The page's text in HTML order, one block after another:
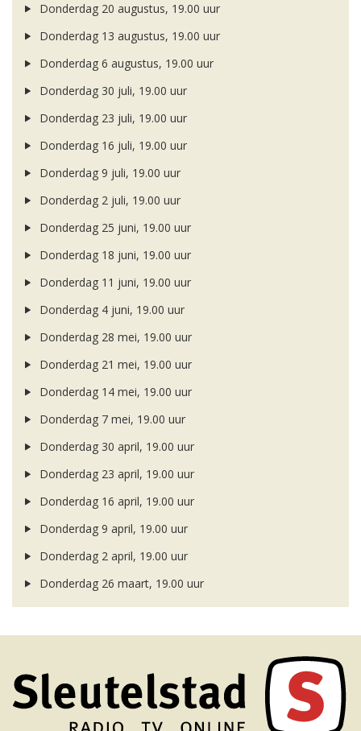
Donderdag 20 augustus, 19.00 uur
Donderdag 13 augustus, 19.00 uur
Donderdag 6 augustus, 19.00 uur
Donderdag 30 juli, 19.00 uur
Donderdag 23 juli, 19.00 uur
Donderdag 16 juli, 19.00 uur
Donderdag 9 juli, 19.00 uur
Donderdag 2 juli, 19.00 uur
Donderdag 25 juni, 19.00 uur
Donderdag 18 juni, 19.00 uur
Donderdag 11 juni, 19.00 uur
Donderdag 4 juni, 19.00 uur
Donderdag 28 mei, 19.00 uur
Donderdag 21 mei, 19.00 uur
Donderdag 14 mei, 19.00 uur
Donderdag 7 mei, 19.00 uur
Donderdag 30 april, 19.00 uur
Donderdag 23 april, 19.00 uur
Donderdag 16 april, 19.00 uur
Donderdag 9 april, 19.00 uur
Donderdag 2 april, 19.00 uur
Donderdag 26 maart, 19.00 uur